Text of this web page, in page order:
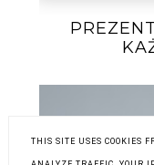
THIS SITE USES COOKIES